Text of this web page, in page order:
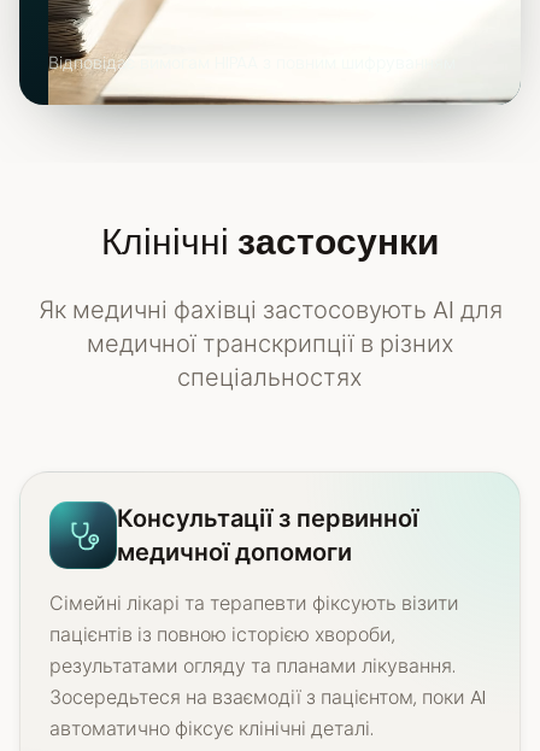
Відповідає вимогам HIPAA з повним шифруванням
Клінічні застосунки
Як медичні фахівці застосовують AI для
медичної транскрипції в різних
спеціальностях
Консультації з первинної
медичної допомоги
Сімейні лікарі та терапевти фіксують візити
пацієнтів із повною історією хвороби,
результатами огляду та планами лікування.
Зосередьтеся на взаємодії з пацієнтом, поки AI
автоматично фіксує клінічні деталі.